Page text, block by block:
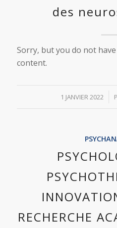
des
Sorry, but you do not
content.
1 JANVIER 2022
/
RECHERCHE